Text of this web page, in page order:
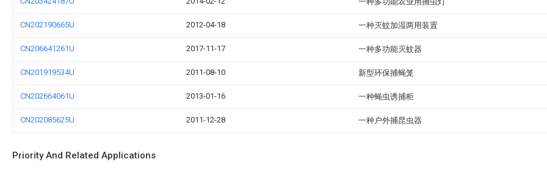
CN202190665U 2012-04-18 一种灭蚊加湿两用装置
CN206641261U 2017-11-17 一种多功能灭蚊器
CN201919534U 2011-08-10 新型环保捕蝇笼
CN202664061U 2013-01-16 一种蝇虫诱捕柜
CN202085625U 2011-12-28 一种户外捕昆虫器
Priority And Related Applications